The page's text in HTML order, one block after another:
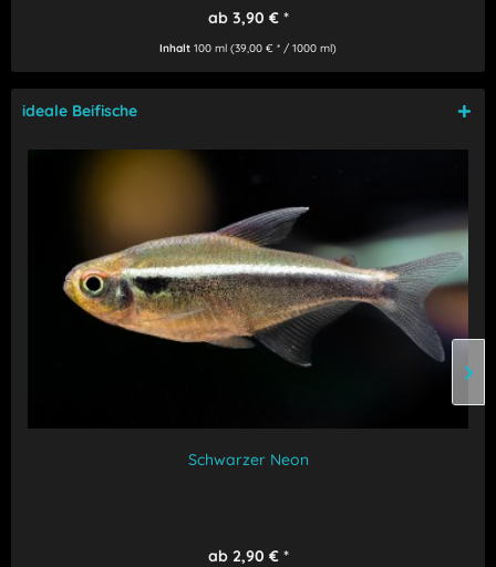
ab 3,90 € *
Inhalt 100 ml (39,00 € * / 1000 ml)
ideale Beifische
Schwarzer Neon
ab 2,90 € *